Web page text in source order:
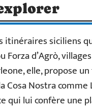
itinéraires siciliens
Forza d’Agrò,
elle, propose
Cosa Nostra
qui lui confère une